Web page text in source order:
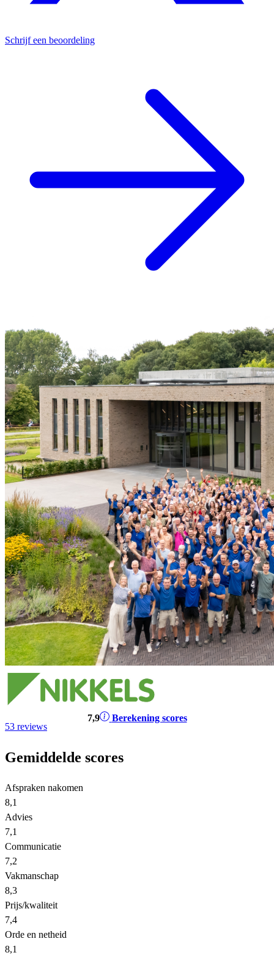
Schrijf een beoordeling
7,9
Berekening scores
53 reviews
Gemiddelde scores
Afspraken nakomen
8,1
Advies
7,1
Communicatie
7,2
Vakmanschap
8,3
Prijs/kwaliteit
7,4
Orde en netheid
8,1